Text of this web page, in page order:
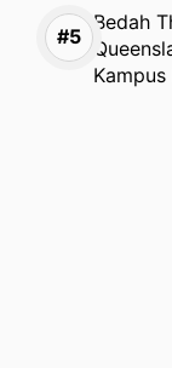
Bedah